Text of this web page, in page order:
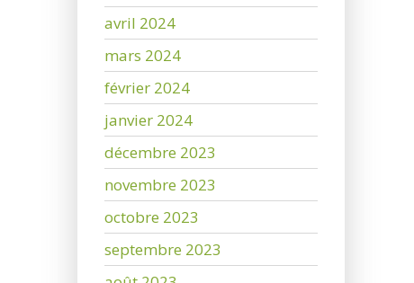
avril 2024
mars 2024
février 2024
janvier 2024
décembre 2023
novembre 2023
octobre 2023
septembre 2023